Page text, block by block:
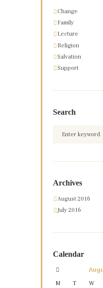
Change
Family
Lecture
Religion
Salvation
Support
Search
Archives
August 2016
July 2016
Calendar
M T W